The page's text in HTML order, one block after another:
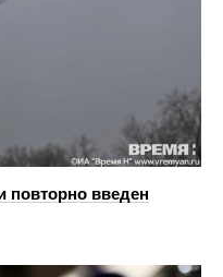
повторно введен